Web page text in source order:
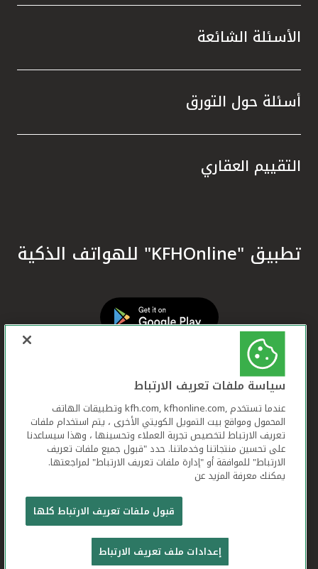
تواصل معنا
الأسئلة الشائعة
أسئلة حول التورق
التقييم العقاري
تطبيق "KFHOnline" للهواتف الذكية
بيت التمويل الكويتي جميع الحقوق محفوظة © 2026
شروط وأحكام استخدام الموقع الإلكتروني
تعريف الارتباط بيان الخصوصية
سياسة ملفات تعريف الارتباط
عندما تستخدم ,kfh.com, kfhonline.com وتطبيقات الهاتف
المحمول ومواقع بيت التمويل الكويتي الأخرى ، يتم استخدام ملفات
تعريف الارتباط لتخصيص تجربة العملاء وتحسينها ، وهذا سيساعدنا
على تحسين منتجاتنا وخدماتنا. حدد "قبول جميع ملفات تعريف
الارتباط" للموافقة أو "إدارة ملفات تعريف الارتباط" لمراجعتها.
يمكنك معرفة المزيد عن
قبول ملفات تعريف الارتباط كلها
إعدادات ملف تعريف الارتباط